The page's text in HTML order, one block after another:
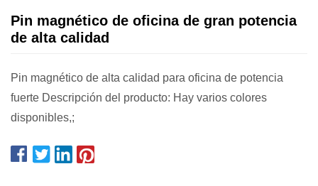
Pin magnético de oficina de gran potencia
de alta calidad
Pin magnético de alta calidad para oficina de potencia
fuerte Descripción del producto: Hay varios colores
disponibles,;